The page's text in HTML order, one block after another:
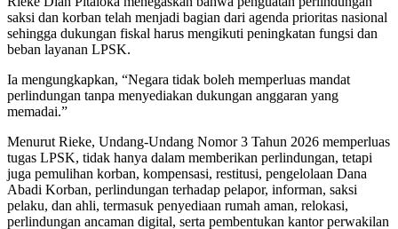
saksi dan korban telah menjadi bagian dari agenda prioritas nasional
sehingga dukungan fiskal harus mengikuti peningkatan fungsi dan
beban layanan LPSK.
Ia mengungkapkan, “Negara tidak boleh memperluas mandat
perlindungan tanpa menyediakan dukungan anggaran yang
memadai.”
Menurut Rieke, Undang-Undang Nomor 3 Tahun 2026 memperluas
tugas LPSK, tidak hanya dalam memberikan perlindungan, tetapi
juga pemulihan korban, kompensasi, restitusi, pengelolaan Dana
Abadi Korban, perlindungan terhadap pelapor, informan, saksi
pelaku, dan ahli, termasuk penyediaan rumah aman, relokasi,
perlindungan ancaman digital, serta pembentukan kantor perwakilan